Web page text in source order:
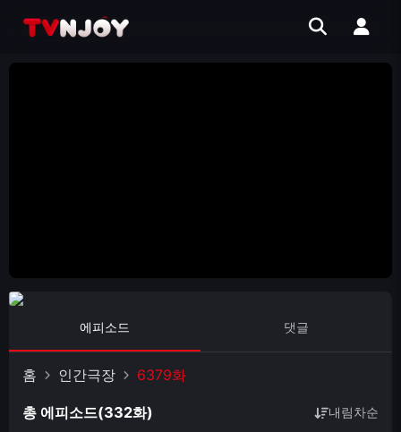
에피소드 댓글
홈 인간극장 6379화
총 에피소드(332화) 내림차순